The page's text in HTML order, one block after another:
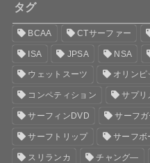
タグ
BCAA CTサーファー
ISA JPSA NSA
ウェットスーツ オリンピ
コンペティション サプリ
サーフィンDVD サーフ
サーフトリップ サーフボ
スリランカ チャング―